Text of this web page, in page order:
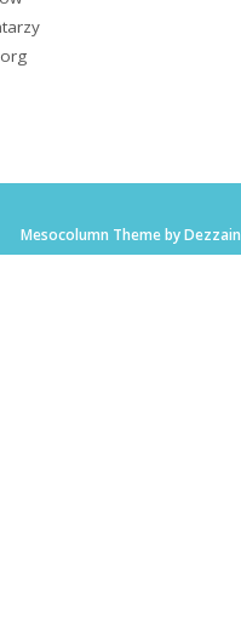
Mesocolumn Theme by Dezzain